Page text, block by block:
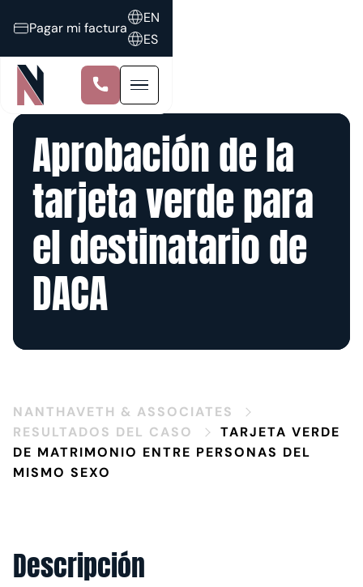
Pagar mi factura
EN
ES
Aprobación de la
tarjeta verde para
el destinatario de
DACA
NANTHAVETH & ASSOCIATES
RESULTADOS DEL CASO
TARJETA VERDE
DE MATRIMONIO ENTRE PERSONAS DEL
MISMO SEXO
Descripción